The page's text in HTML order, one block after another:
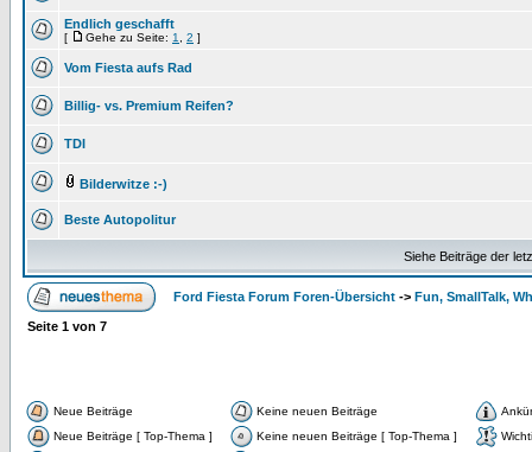
Endlich geschafft
[ Gehe zu Seite: 1 2 ]
Vom Fiesta aufs Rad
Billig- vs. Premium Reifen?
TDI
Bilderwitze :-)
Beste Autopolitur
Siehe Beiträge der
Ford Fiesta Forum Foren-Übersicht -> Fun, SmallTalk,
Seite 1 von 7
Neue Beiträge Keine neuen Beiträge
Neue Beiträge [ Top-Thema ]
Keine neuen Beiträge [ Top-Thema ]